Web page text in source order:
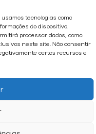
tecnologias como
do dispositivo.
processar dados, como
neste site. Não consentir
certos recursos e